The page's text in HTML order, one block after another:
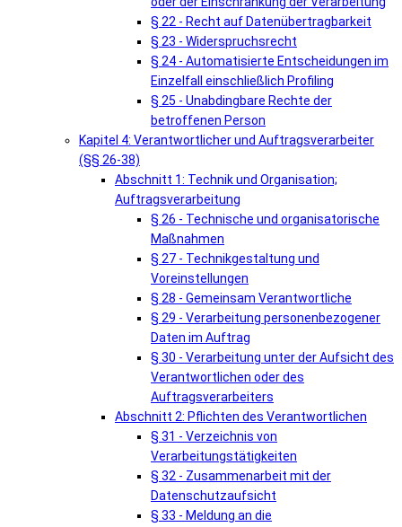
§ 22 - Recht auf Datenübertragbarkeit
§ 23 - Widerspruchsrecht
§ 24 - Automatisierte Entscheidungen im
Einzelfall einschließlich Profiling
§ 25 - Unabdingbare Rechte der
betroffenen Person
Kapitel 4: Verantwortlicher und Auftragsverarbeiter
(§§ 26-38)
Abschnitt 1: Technik und Organisation;
Auftragsverarbeitung
§ 26 - Technische und organisatorische
Maßnahmen
§ 27 - Technikgestaltung und
Voreinstellungen
§ 28 - Gemeinsam Verantwortliche
§ 29 - Verarbeitung personenbezogener
Daten im Auftrag
§ 30 - Verarbeitung unter der Aufsicht des
Verantwortlichen oder des
Auftragsverarbeiters
Abschnitt 2: Pflichten des Verantwortlichen
§ 31 - Verzeichnis von
Verarbeitungstätigkeiten
§ 32 - Zusammenarbeit mit der
Datenschutzaufsicht
§ 33 - Meldung an die